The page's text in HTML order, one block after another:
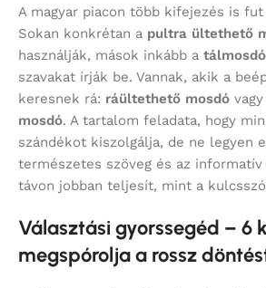
A magyar piacon több kifejezés is fut
Sokan konkrétan a pultra ültethető
használják, mások inkább a tálmosdó
szavakat írják be. Vannak, akik a
keresnek rá: ráültethető mosdó vagy
mosdó. A tartalom feladata, hogy
szándékot kiszolgálja, de ne legyen
természetes szöveg és az informatív
távon jobban teljesít, mint a
Választási gyorssegéd – 6
megspórolja a rossz